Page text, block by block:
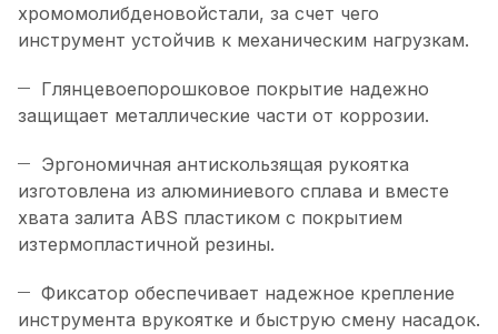
хромомолибденовойстали, за счет чего
инструмент устойчив к механическим нагрузкам.
Глянцевоепорошковое покрытие надежно
защищает металлические части от коррозии.
Эргономичная антискользящая рукоятка
изготовлена из алюминиевого сплава и вместе
хвата залита ABS пластиком с покрытием
изтермопластичной резины.
Фиксатор обеспечивает надежное крепление
инструмента врукоятке и быструю смену насадок.